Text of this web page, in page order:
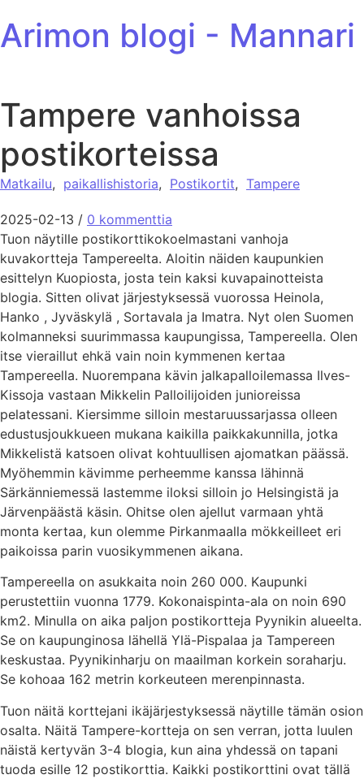
Arimon blogi - Mannari
Tampere vanhoissa
postikorteissa
Matkailu, paikallishistoria, Postikortit, Tampere
2025-02-13 / 0 kommenttia
Tuon näytille postikorttikokoelmastani vanhoja
kuvakortteja Tampereelta. Aloitin näiden kaupunkien
esittelyn Kuopiosta, josta tein kaksi kuvapainotteista
blogia. Sitten olivat järjestyksessä vuorossa Heinola,
Hanko , Jyväskylä , Sortavala ja Imatra. Nyt olen Suomen
kolmanneksi suurimmassa kaupungissa, Tampereella. Olen
itse vieraillut ehkä vain noin kymmenen kertaa
Tampereella. Nuorempana kävin jalkapalloilemassa Ilves-
Kissoja vastaan Mikkelin Palloilijoiden junioreissa
pelatessani. Kiersimme silloin mestaruussarjassa olleen
edustusjoukkueen mukana kaikilla paikkakunnilla, jotka
Mikkelistä katsoen olivat kohtuullisen ajomatkan päässä.
Myöhemmin kävimme perheemme kanssa lähinnä
Särkänniemessä lastemme iloksi silloin jo Helsingistä ja
Järvenpäästä käsin. Ohitse olen ajellut varmaan yhtä
monta kertaa, kun olemme Pirkanmaalla mökkeilleet eri
paikoissa parin vuosikymmenen aikana.
Tampereella on asukkaita noin 260 000. Kaupunki
perustettiin vuonna 1779. Kokonaispinta-ala on noin 690
km2. Minulla on aika paljon postikortteja Pyynikin alueelta.
Se on kaupunginosa lähellä Ylä-Pispalaa ja Tampereen
keskustaa. Pyynikinharju on maailman korkein soraharju.
Se kohoaa 162 metrin korkeuteen merenpinnasta.
Tuon näitä korttejani ikäjärjestyksessä näytille tämän osion
osalta. Näitä Tampere-kortteja on sen verran, jotta luulen
näistä kertyvän 3-4 blogia, kun aina yhdessä on tapani
tuoda esille 12 postikorttia. Kaikki postikorttini ovat tällä